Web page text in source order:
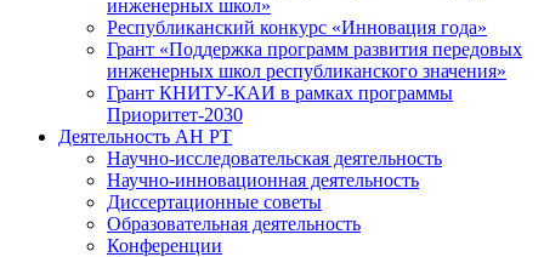
инженерных школ»
Республиканский конкурс «Инновация года»
Грант «Поддержка программ развития передовых
инженерных школ республиканского значения»
Грант КНИТУ-КАИ в рамках программы
Приоритет-2030
Деятельность АН РТ
Научно-исследовательская деятельность
Научно-инновационная деятельность
Диссертационные советы
Образовательная деятельность
Конференции